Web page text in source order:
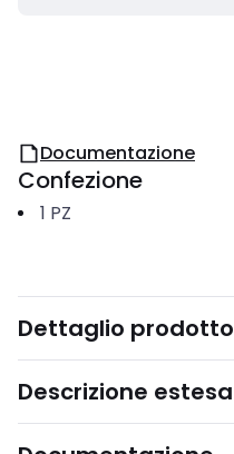
Documentazione
Confezione
1 PZ
Dettaglio prodotto
Descrizione estesa